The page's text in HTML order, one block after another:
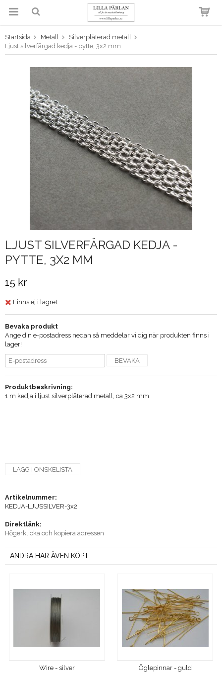
Produkten har blivit tillagd i
varukorgen
Startsida Metall
Silverpläterad metall
Ljust silverfärgad kedja - pytte, 3x2 mm
LJUST SILVERFÄRGAD KEDJA -
PYTTE, 3X2 MM
15 kr
Finns ej i lagret
Bevaka produkt
Ange din e-postadress nedan så meddelar vi dig när produkten finns i
lager!
BEVAKA
Produktbeskrivning:
1 m kedja i ljust silverpläterad metall, ca 3x2 mm
LÄGG I ÖNSKELISTA
Artikelnummer:
KEDJA-LJUSSILVER-3x2
Direktlänk:
Högerklicka och kopiera adressen
ANDRA HAR ÄVEN KÖPT
Wire - silver Öglepinnar - guld